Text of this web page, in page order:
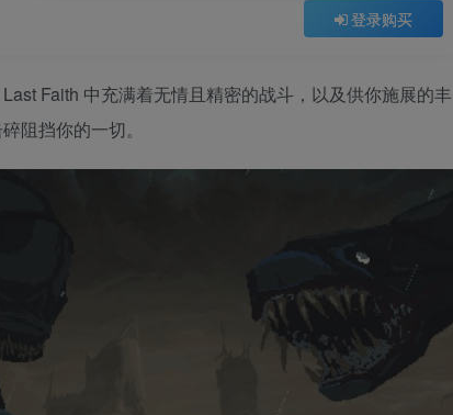
登录购买
Faith 中充满着无情且精密的战斗，以及供你施展的丰
阻挡你的一切。